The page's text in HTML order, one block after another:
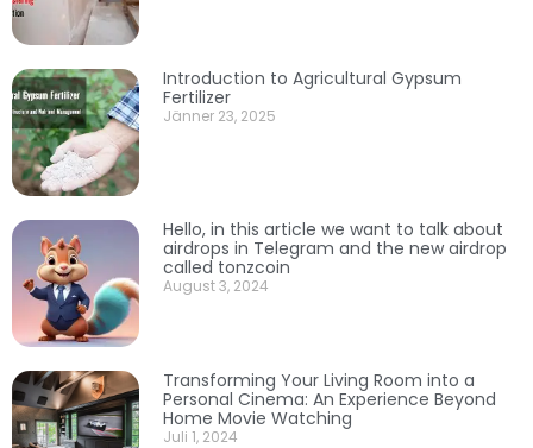
Introduction to Agricultural Gypsum
Fertilizer
Jänner 23, 2025
Hello, in this article we want to talk about
airdrops in Telegram and the new airdrop
called tonzcoin
August 3, 2024
Transforming Your Living Room into a
Personal Cinema: An Experience Beyond
Home Movie Watching
Juli 1, 2024